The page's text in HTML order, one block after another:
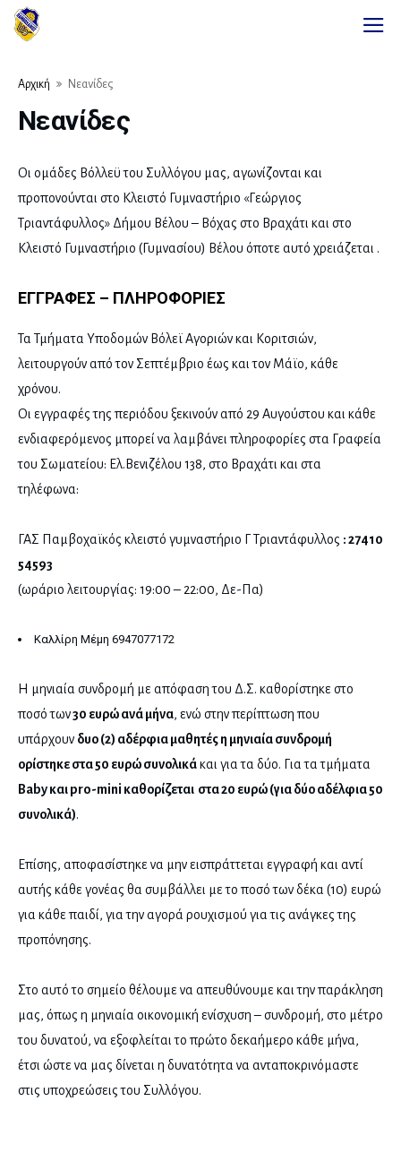
Αρχική Νεανίδες
Νεανίδες
Οι ομάδες Βόλλεϋ του Συλλόγου μας, αγωνίζονται και
προπονούνται στο Κλειστό Γυμναστήριο «Γεώργιος
Τριαντάφυλλος» Δήμου Βέλου – Βόχας στο Βραχάτι και στο
Κλειστό Γυμναστήριο (Γυμνασίου) Βέλου όποτε αυτό χρειάζεται .
ΕΓΓΡΑΦΕΣ – ΠΛΗΡΟΦΟΡΙΕΣ
Τα Τμήματα Υποδομών Βόλεϊ Αγοριών και Κοριτσιών,
λειτουργούν από τον Σεπτέμβριο έως και τον Μάϊο, κάθε
χρόνου.
Οι εγγραφές της περιόδου ξεκινούν από 29 Αυγούστου και κάθε
ενδιαφερόμενος μπορεί να λαμβάνει πληροφορίες στα Γραφεία
του Σωματείου: Ελ.Βενιζέλου 138, στο Βραχάτι και στα
τηλέφωνα:
ΓΑΣ Παμβοχαϊκός κλειστό γυμναστήριο Γ Τριαντάφυλλος : 27410
54593
(ωράριο λειτουργίας: 19:00 – 22:00, Δε-Πα)
Καλλίρη Μέμη 6947077172
Η μηνιαία συνδρομή με απόφαση του Δ.Σ. καθορίστηκε στο
ποσό των30 ευρώ ανά μήνα, ενώ στην περίπτωση που
υπάρχουν δυο (2) αδέρφια μαθητές η μηνιαία συνδρομή
ορίστηκε στα 50 ευρώ συνολικάκαι για τα δύο. Για τα τμήματα
Baby και pro-mini καθορίζεται στα 20 ευρώ (για δύο αδέλφια 50
συνολικά).
Επίσης, αποφασίστηκε να μην εισπράττεται εγγραφή και αντί
αυτής κάθε γονέας θα συμβάλλει με το ποσό των δέκα (10) ευρώ
για κάθε παιδί, για την αγορά ρουχισμού για τις ανάγκες της
προπόνησης.
Στο αυτό το σημείο θέλουμε να απευθύνουμε και την παράκληση
μας, όπως η μηνιαία οικονομική ενίσχυση – συνδρομή, στο μέτρο
του δυνατού, να εξοφλείται το πρώτο δεκαήμερο κάθε μήνα,
έτσι ώστε να μας δίνεται η δυνατότητα να ανταποκρινόμαστε
στις υποχρεώσεις του Συλλόγου.